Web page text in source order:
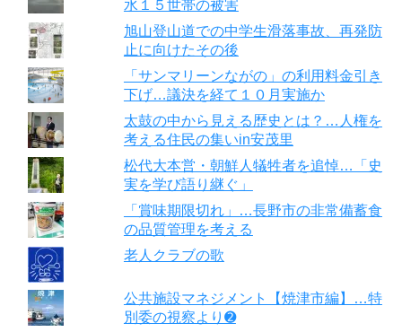
水１５世帯の被害
旭山登山道での中学生滑落事故、再発防
止に向けたその後
「サンマリーンながの」の利用料金引き
下げ…議決を経て１０月実施か
太鼓の中から見える歴史とは？…人権を
考える住民の集いin安茂里
松代大本営・朝鮮人犠牲者を追悼…「史
実を学び語り継ぐ」
「賞味期限切れ」…長野市の非常備蓄食
の品質管理を考える
老人クラブの歌
公共施設マネジメント【焼津市編】…特
別委の視察より➋